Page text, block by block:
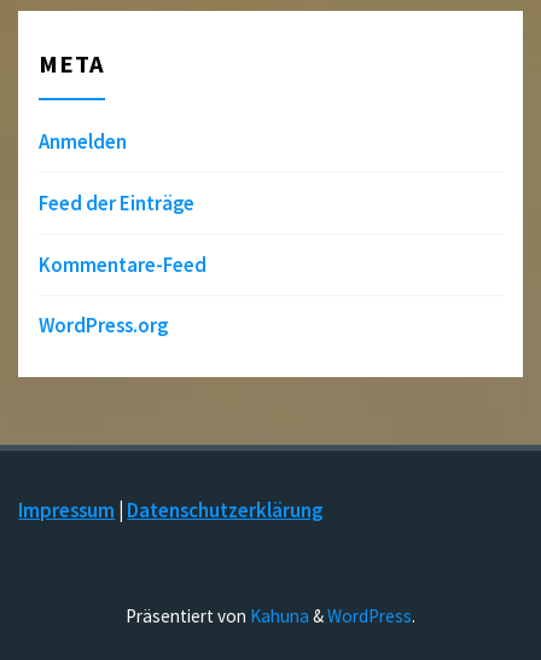
META
Anmelden
Feed der Einträge
Kommentare-Feed
WordPress.org
Impressum Datenschutzerklärung
Präsentiert von Kahuna &WordPress.